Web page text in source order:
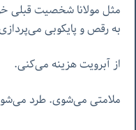
مثل مولانا شخصیت قبلی
به رقص و پایکوبی
از آبرویت هزینه می‌کنی.
ملامتی می‌شوی. طرد